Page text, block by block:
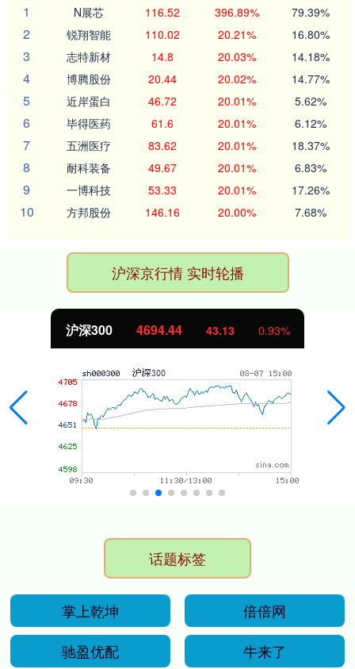
1
N展芯 116.52 396.89% 79.39%
2 锐翔智能 110.02 20.21% 16.80%
3 志特新材 14.8 20.03% 14.18%
4 博腾股份 20.44 20.02% 14.77%
5 近岸蛋白 46.72 20.01% 5.62%
6 毕得医药 61.6 20.01% 6.12%
7 五洲医疗 83.62 20.01% 18.37%
8 耐科装备 49.67 20.01% 6.83%
9 一博科技 53.33 20.01% 17.26%
10 方邦股份 146.16 20.00% 7.68%
沪深京行情 实时轮播
沪深300 4694.44 43.13 0.93%
话题标签
掌上乾坤
倍倍网
驰盈优配
牛来了